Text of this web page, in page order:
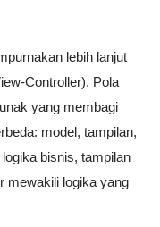
lebih lanjut
Controller). Pola
yang membagi
model, tampilan,
bisnis, tampilan
mewakili logika yang